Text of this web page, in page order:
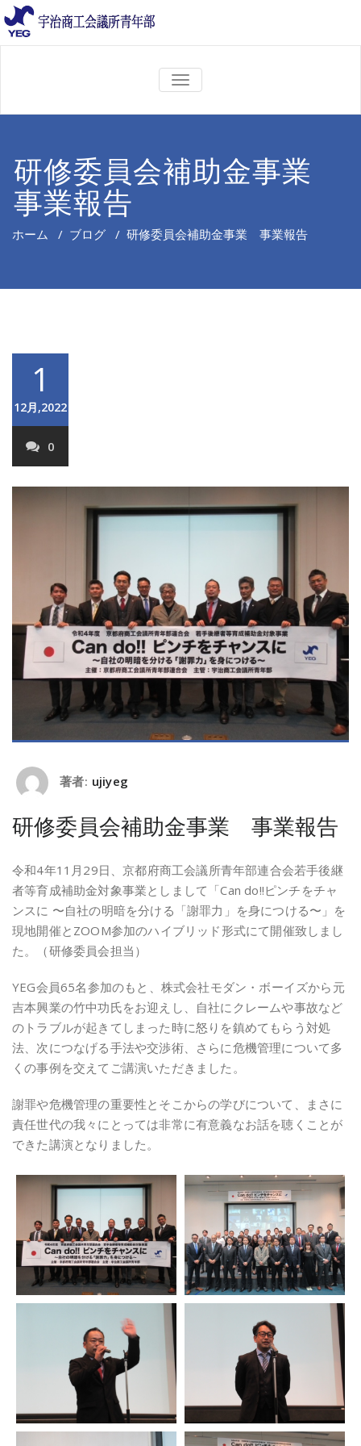
ナ
ビ
ン
を
切
え
研修委員会補助金事業
事業報告
ホーム / ブログ / 研修委員会補助金事業 事業報告
1
12月,2022
0
著者: ujiyeg
研修委員会補助金事業 事業報告
令和4年11月29日、京都府商工会議所青年部連合会若手後継
者等育成補助金対象事業としまして「Can do!!ピンチをチャ
ンスに 〜自社の明暗を分ける「謝罪力」を身につける〜」を
現地開催とZOOM参加のハイブリッド形式にて開催致しまし
た。（研修委員会担当）
YEG会員65名参加のもと、株式会社モダン・ボーイズから元
吉本興業の竹中功氏をお迎えし、自社にクレームや事故など
のトラブルが起きてしまった時に怒りを鎮めてもらう対処
法、次につなげる手法や交渉術、さらに危機管理について多
くの事例を交えてご講演いただきました。
謝罪や危機管理の重要性とそこからの学びについて、まさに
責任世代の我々にとっては非常に有意義なお話を聴くことが
できた講演となりました。